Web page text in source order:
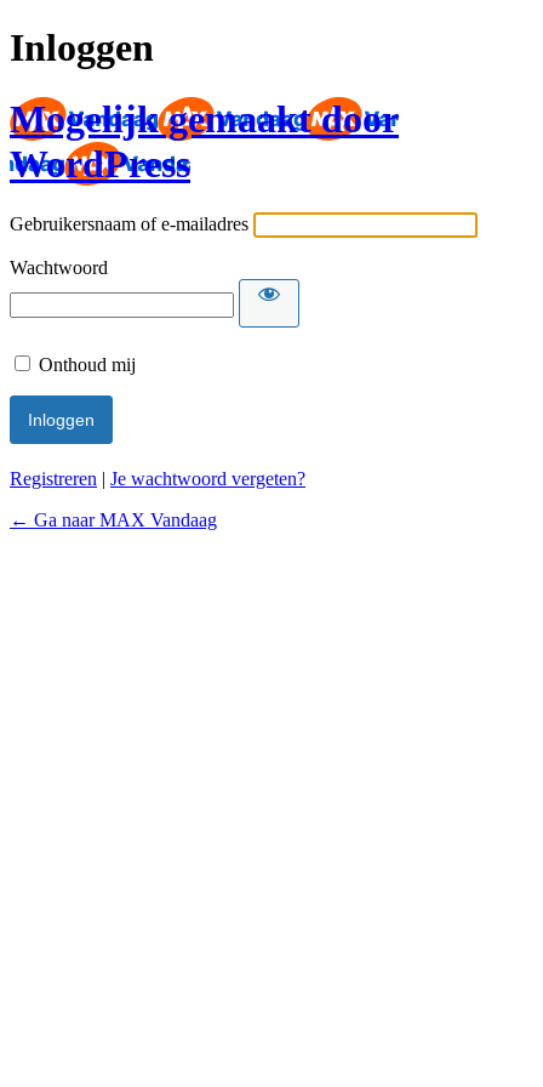
Inloggen
Mogelijk gemaakt door
WordPress
Gebruikersnaam of e-mailadres
Wachtwoord
Onthoud mij
Registreren | Je wachtwoord vergeten?
← Ga naar MAX Vandaag